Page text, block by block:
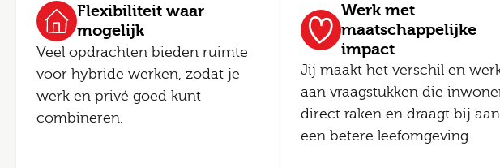
Flexibiliteit waar
mogelijk
Veel opdrachten bieden ruimte
voor hybride werken, zodat je
werk en privé goed kunt
combineren.
Werk met
maatschappelijke
impact
Jij maakt het verschil en
aan vraagstukken die
direct raken en draagt bij aan
een betere leefomgeving.